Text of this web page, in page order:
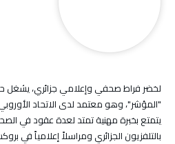
لخضر فراط صحفي وإعلامي جزائري، يشغل
"المؤشر"، وهو معتمد لدى الاتحاد
يتمتع بخبرة مهنية تمتد لعدة عقود في
بالتلفزيون الجزائري ومراسلاً إعلامياً في